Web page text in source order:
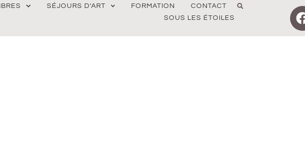
SÉJOURS D’ART FORMATION
CONTACT
SOUS LES ÉTOILES